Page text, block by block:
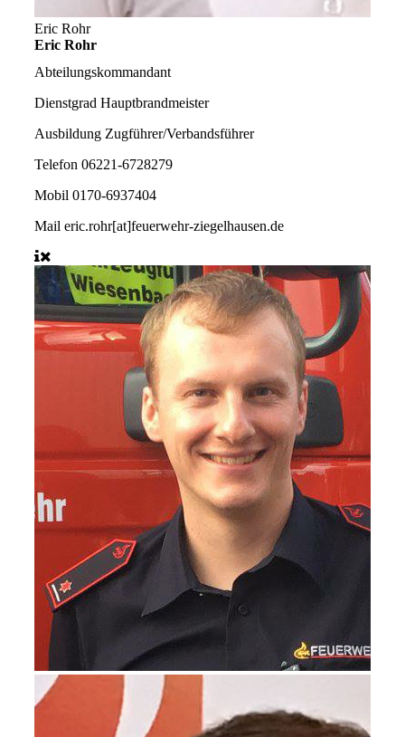
Eric Rohr
Eric Rohr
Abteilungskommandant
Dienstgrad Hauptbrandmeister
Ausbildung Zugführer/Verbandsführer
Telefon 06221-6728279
Mobil 0170-6937404
Mail eric.rohr[at]feuerwehr-ziegelhausen.de